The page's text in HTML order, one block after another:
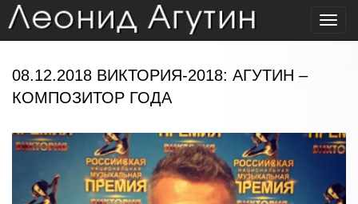
08.12.2018 ВИКТОРИЯ-2018: АГУТИН –
КОМПОЗИТОР ГОДА